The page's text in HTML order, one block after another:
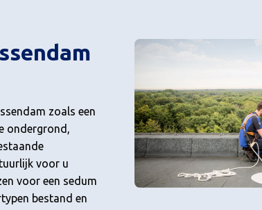
zoals een
ondergrond,
voor u
voor een sedum
bestand en